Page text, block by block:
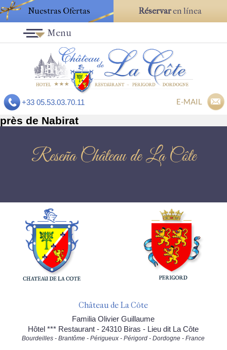
Nuestras Ofertas Réservaren línea
+33 05.53.03.70.11 E-MAIL
Menu
près de Nabirat
Reseña Château de La Côte
Château de La Côte
Familia Olivier Guillaume
Hôtel *** Restaurant - 24310 Biras - Lieu dit La Côte
Bourdeilles - Brantôme - Périgueux - Périgord - Dordogne - France